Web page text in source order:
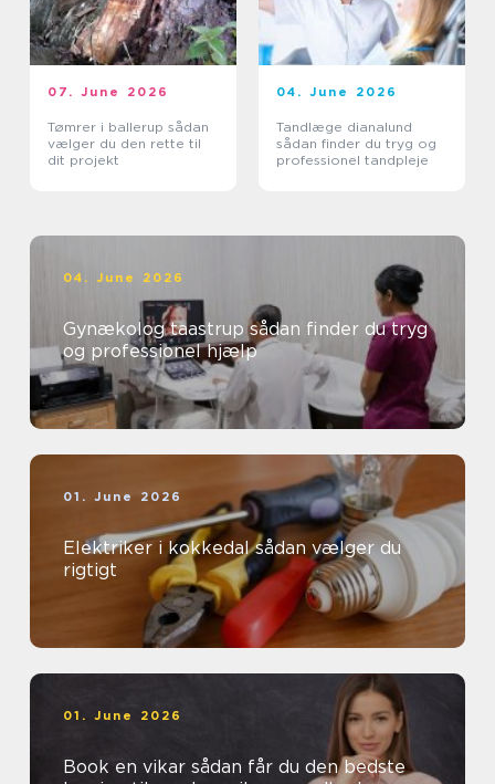
07. June 2026
Tømrer i ballerup sådan
vælger du den rette til
dit projekt
04. June 2026
Tandlæge dianalund
sådan finder du tryg og
professionel tandpleje
04. June 2026
Gynækolog taastrup sådan finder du tryg
og professionel hjælp
01. June 2026
Elektriker i kokkedal sådan vælger du
rigtigt
01. June 2026
Book en vikar sådan får du den bedste